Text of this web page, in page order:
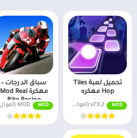
تحميل لعبة Tiles
Hop مهكره
MOD v7.9.2 (أموال غير محدودة)
سباق الدرجات –
مهكرة Mod Real
Bike Racing
MOD MOD (أموال لا حصر لها) v1.6.0